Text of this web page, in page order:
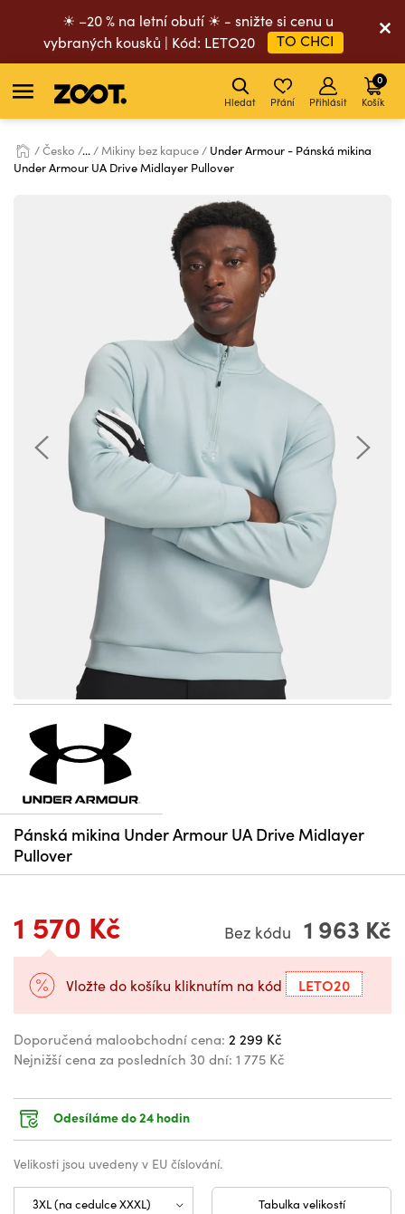
☀ –20 % na letní obutí ☀ - snižte si cenu u
vybraných kousků | Kód: LETO20
TO CHCI
Hledat Přání Přihlásit Košík
0
Česko ... Mikiny bez kapuce
Under Armour - Pánská mikina
Under Armour UA Drive Midlayer Pullover
Pánská mikina Under Armour UA Drive Midlayer
Pullover
1 570 Kč Bez kódu 1 963 Kč
Vložte do košíku kliknutím na kód LETO20
Doporučená maloobchodní cena: 2 299 Kč
Nejnižší cena za posledních 30 dní: 1 775 Kč
Odesíláme do 24 hodin
Velikosti jsou uvedeny v EU číslování.
Tabulka velikostí